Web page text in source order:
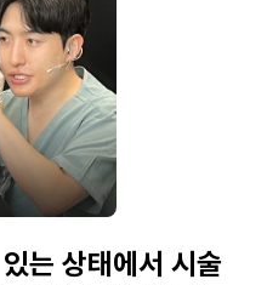
는 상태에서 시술